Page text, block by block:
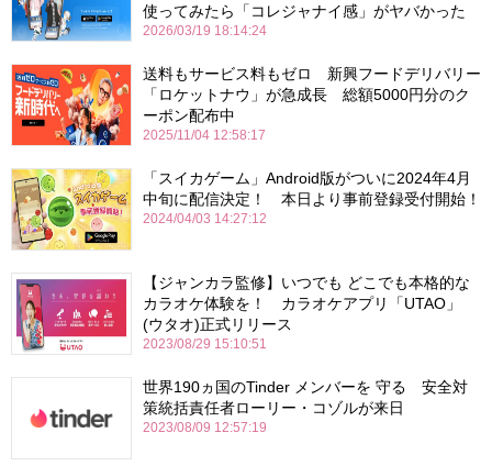
使ってみたら「コレジャナイ感」がヤバかった
2026/03/19 18:14:24
送料もサービス料もゼロ 新興フードデリバリー
「ロケットナウ」が急成長 総額5000円分のク
ーポン配布中
2025/11/04 12:58:17
「スイカゲーム」Android版がついに2024年4月
中旬に配信決定！ 本日より事前登録受付開始！
2024/04/03 14:27:12
【ジャンカラ監修】いつでも どこでも本格的な
カラオケ体験を！ カラオケアプリ「UTAO」
(ウタオ)正式リリース
2023/08/29 15:10:51
世界190ヵ国のTinder メンバーを 守る 安全対
策統括責任者ローリー・コゾルが来日
2023/08/09 12:57:19